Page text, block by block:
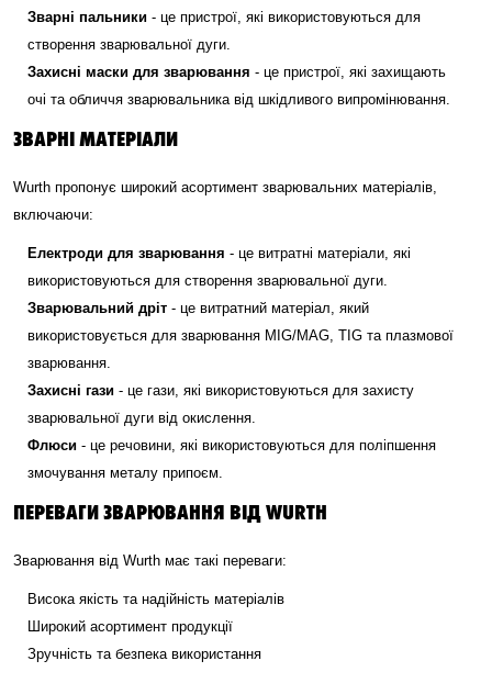
Зварні пальники - це пристрої, які використовуються для
створення зварювальної дуги.
Захисні маски для зварювання - це пристрої, які захищають
очі та обличчя зварювальника від шкідливого випромінювання.
ЗВАРНІ МАТЕРІАЛИ
Wurth пропонує широкий асортимент зварювальних матеріалів,
включаючи:
Електроди для зварювання - це витратні матеріали, які
використовуються для створення зварювальної дуги.
Зварювальний дріт - це витратний матеріал, який
використовується для зварювання MIG/MAG, TIG та плазмової
зварювання.
Захисні гази - це гази, які використовуються для захисту
зварювальної дуги від окислення.
Флюси - це речовини, які використовуються для поліпшення
змочування металу припоєм.
ПЕРЕВАГИ ЗВАРЮВАННЯ ВІД WURTH
Зварювання від Wurth має такі переваги:
Висока якість та надійність матеріалів
Широкий асортимент продукції
Зручність та безпека використання